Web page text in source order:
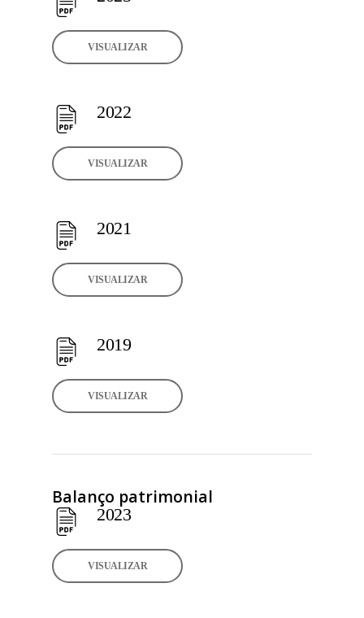
VISUALIZAR
2022
VISUALIZAR
2021
VISUALIZAR
2019
VISUALIZAR
Balanço patrimonial
2023
VISUALIZAR